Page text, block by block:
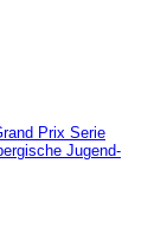
Prix Serie
Jugend-